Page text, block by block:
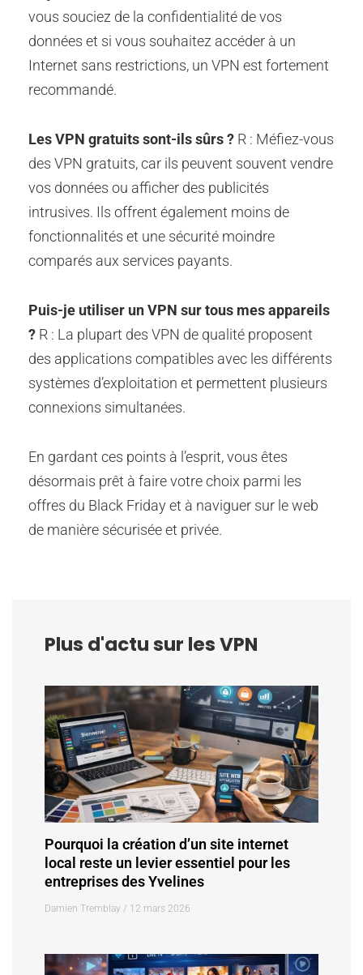
vous souciez de la confidentialité de vos
données et si vous souhaitez accéder à un
Internet sans restrictions, un VPN est fortement
recommandé.
Les VPN gratuits sont-ils sûrs ? R : Méfiez-vous
des VPN gratuits, car ils peuvent souvent vendre
vos données ou afficher des publicités
intrusives. Ils offrent également moins de
fonctionnalités et une sécurité moindre
comparés aux services payants.
Puis-je utiliser un VPN sur tous mes appareils
? R : La plupart des VPN de qualité proposent
des applications compatibles avec les différents
systèmes d’exploitation et permettent plusieurs
connexions simultanées.
En gardant ces points à l’esprit, vous êtes
désormais prêt à faire votre choix parmi les
offres du Black Friday et à naviguer sur le web
de manière sécurisée et privée.
Plus d'actu sur les VPN
Pourquoi la création d’un site internet
local reste un levier essentiel pour les
entreprises des Yvelines
Damien Tremblay 12 mars 2026